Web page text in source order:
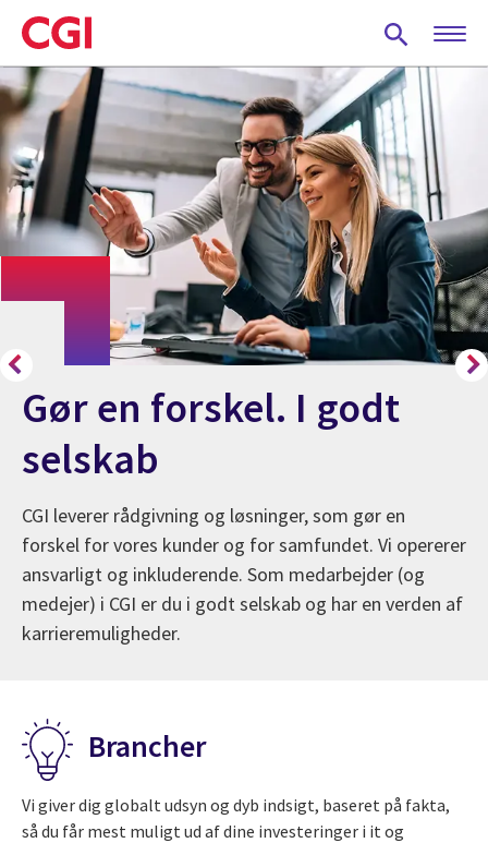
Skip
to
main
content
Gør en forskel. I godt
selskab
CGI leverer rådgivning og løsninger, som gør en
forskel for vores kunder og for samfundet. Vi opererer
ansvarligt og inkluderende. Som medarbejder (og
medejer) i CGI er du i godt selskab og har en verden af
karrieremuligheder.
Brancher
Vi giver dig globalt udsyn og dyb indsigt, baseret på fakta,
så du får mest muligt ud af dine investeringer i it og